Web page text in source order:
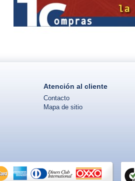
Atención al cliente
Contacto
Mapa de sitio